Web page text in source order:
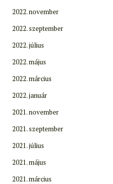
2022. november
2022. szeptember
2022. július
2022. május
2022. március
2022. január
2021. november
2021. szeptember
2021. július
2021. május
2021. március